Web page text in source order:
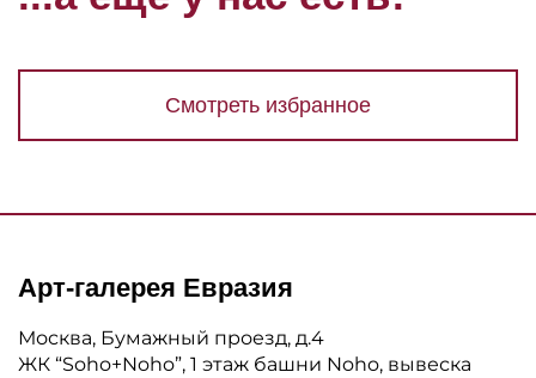
Смотреть избранное
Арт-галерея Евразия
Москва, Бумажный проезд, д.4
ЖК “Soho+Noho”, 1 этаж башни Noho, вывеска